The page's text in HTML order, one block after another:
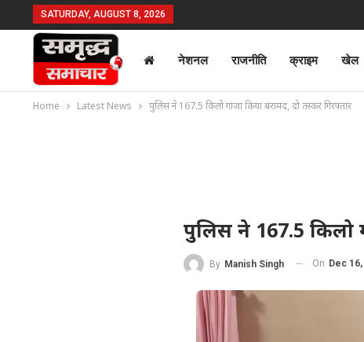
SATURDAY, AUGUST 8, 2026
नेशनल राजनीति क्राइम खेल
Home Latest News पुलिस ने 167.5 किलो गांजा किया बरामद, दो तस्कर गिरफ्तार
पुलिस ने 167.5 किलो
By Manish Singh On Dec 16,